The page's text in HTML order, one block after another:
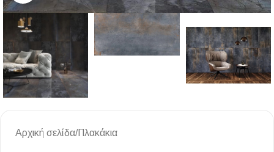
Αρχική σελίδα/Πλακάκια